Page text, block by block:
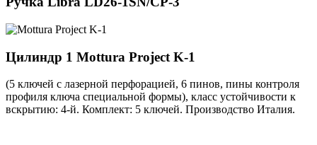
Цилиндр 1 Mottura Project K-1
(5 ключей с лазерной перфорацией, 6 пинов, пины контроля
профиля ключа специальной формы), класс устойчивости к
вскрытию: 4-й. Комплект: 5 ключей. Производство Италия.